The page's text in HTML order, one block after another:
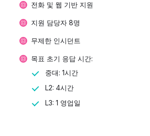
전화 및 웹 기반 지원
지원 담당자 8명
무제한 인시던트
목표 초기 응답 시간:
중대: 1시간
L2: 4시간
L3: 1 영업일